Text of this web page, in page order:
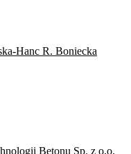
Hanc R. Boniecka
Betonu Sp. z o.o.